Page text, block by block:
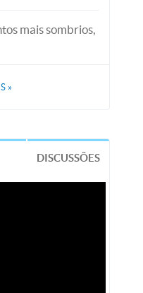
mais sombrios,
»
DISCUSSÕES